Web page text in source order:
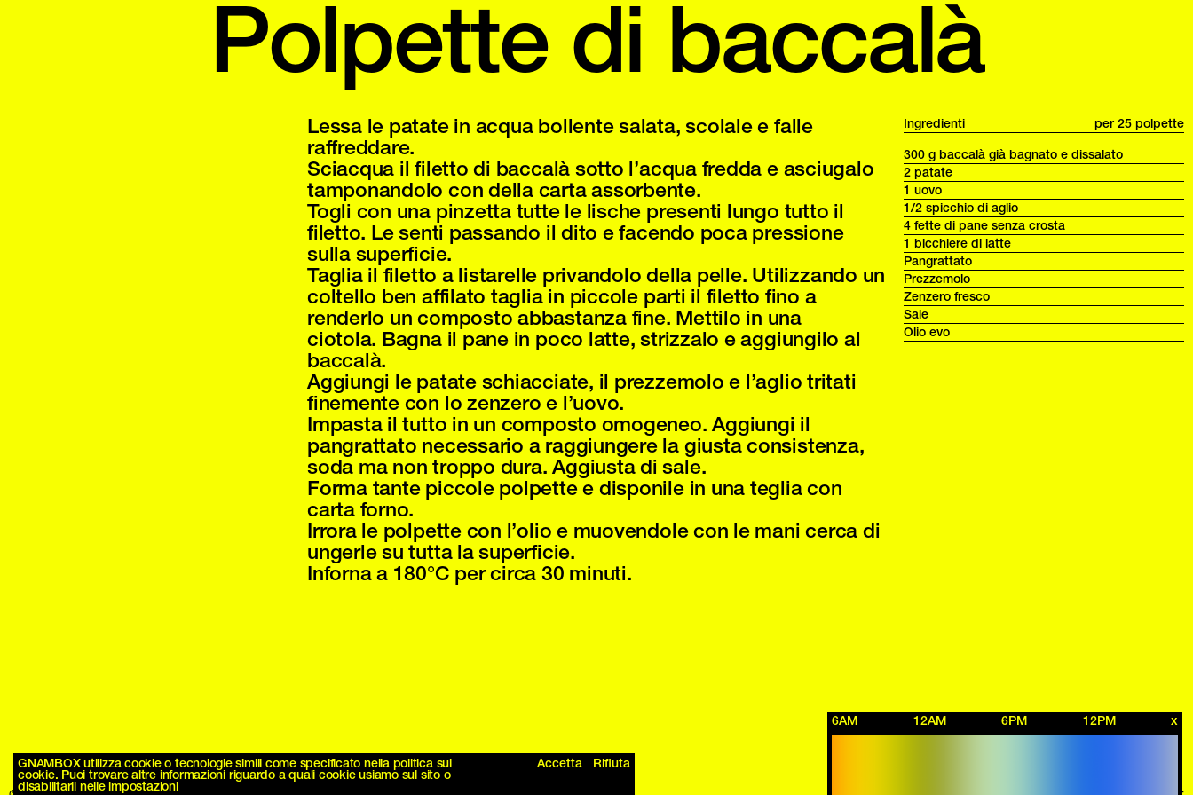
Ingredienti
per 25 polpette
300 g baccalà già bagnato e dissalato
2 patate
1 uovo
1/2 spicchio di aglio
4 fette di pane senza crosta
1 bicchiere di latte
Pangrattato
Prezzemolo
Zenzero fresco
Sale
Olio evo
Polpette di baccalà
Lessa le patate in acqua bollente salata, scolale e falle
raffreddare.
Sciacqua il filetto di baccalà sotto l’acqua fredda e asciugalo
tamponandolo con della carta assorbente.
Togli con una pinzetta tutte le lische presenti lungo tutto il
filetto. Le senti passando il dito e facendo poca pressione
sulla superficie.
Taglia il filetto a listarelle privandolo della pelle. Utilizzando un
coltello ben affilato taglia in piccole parti il filetto fino a
renderlo un composto abbastanza fine. Mettilo in una
ciotola. Bagna il pane in poco latte, strizzalo e aggiungilo al
baccalà.
Aggiungi le patate schiacciate, il prezzemolo e l’aglio tritati
finemente con lo zenzero e l’uovo.
Impasta il tutto in un composto omogeneo. Aggiungi il
pangrattato necessario a raggiungere la giusta consistenza,
soda ma non troppo dura. Aggiusta di sale.
Forma tante piccole polpette e disponile in una teglia con
carta forno.
Irrora le polpette con l’olio e muovendole con le mani cerca di
ungerle su tutta la superficie.
Inforna a 180°C per circa 30 minuti.
6AM 12AM 6PM 12PM x
GNAMBOX utilizza cookie o tecnologie simili come specificato nella politica sui
cookie. Puoi trovare altre informazioni riguardo a quali cookie usiamo sul sito o
disabilitarli nelle impostazioni
Accetta Rifiuta